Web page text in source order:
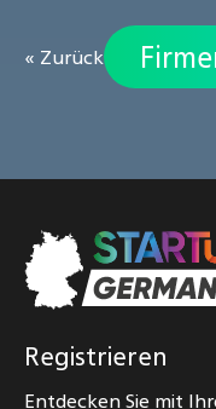
« Zurück
Registrieren
Entdecken Sie mit